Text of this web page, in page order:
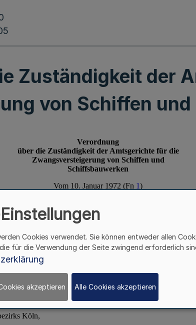
Zuständigkeit der
von Schiffen
Cookies verwendet. Sie können entweder allen
für die Verwendung der Seite zwingend erforderlich
akzeptieren Alle Cookies akzeptieren